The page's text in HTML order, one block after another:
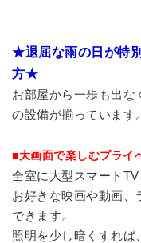
★退屈な雨の日が特
方★
お部屋から一歩も出な
の設備が揃っています。
■大画面で楽しむプライ
全室に大型スマートTV
お好きな映画や動画、
できます。
照明を少し暗くすれば